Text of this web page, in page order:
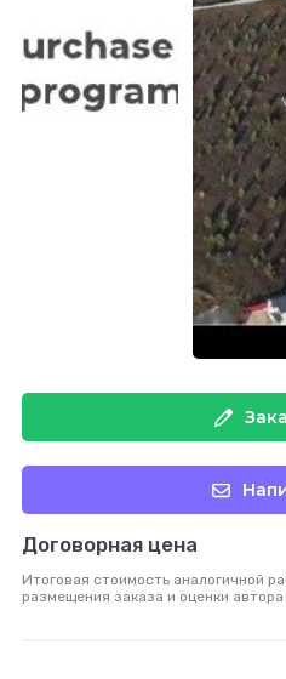
Договорная цена
Итоговая стоимость аналогичной
размещения заказа и оценки автора